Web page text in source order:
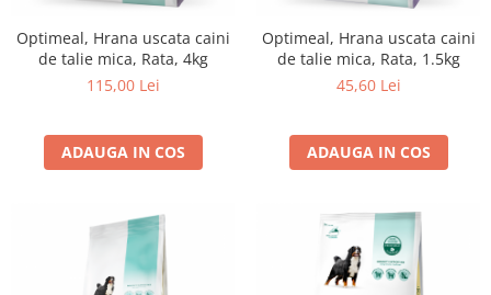
Optimeal, Hrana uscata caini
de talie mica, Rata, 4kg
115,00 Lei
ADAUGA IN COS
Optimeal, Hrana uscata caini
de talie mica, Rata, 1.5kg
45,60 Lei
ADAUGA IN COS